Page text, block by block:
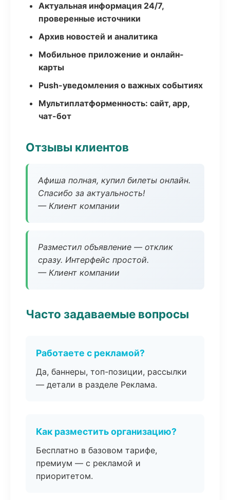
Актуальная информация 24/7,
проверенные источники
Архив новостей и аналитика
Мобильное приложение и онлайн-
карты
Push-уведомления о важных событиях
Мультиплатформенность: сайт, app,
чат-бот
Отзывы клиентов
Афиша полная, купил билеты онлайн.
Спасибо за актуальность!
— Клиент компании
Разместил объявление — отклик
сразу. Интерфейс простой.
— Клиент компании
Часто задаваемые вопросы
Работаете с рекламой?
Да, баннеры, топ-позиции, рассылки
— детали в разделе Реклама.
Как разместить организацию?
Бесплатно в базовом тарифе,
премиум — с рекламой и
приоритетом.